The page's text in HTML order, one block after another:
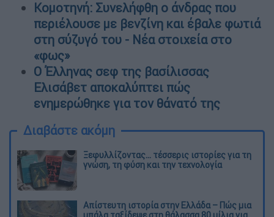
Κομοτηνή: Συνελήφθη ο άνδρας που
περιέλουσε με βενζίνη και έβαλε φωτιά
στη σύζυγό του - Νέα στοιχεία στο
«φως»
Ο Έλληνας σεφ της βασίλισσας
Ελισάβετ αποκαλύπτει πώς
ενημερώθηκε για τον θάνατό της
Διαβάστε ακόμη
Ξεφυλλίζοντας... τέσσερις ιστορίες για τη
γνώση, τη φύση και την τεχνολογία
Απίστευτη ιστορία στην Ελλάδα – Πώς μια